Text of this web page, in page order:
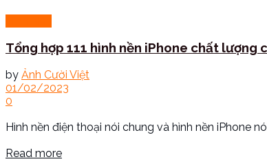
Tổng hợp 111 hình nền iPhone chất lượng
by Ảnh Cười Việt
01/02/2023
0
Hình nền điện thoại nói chung và hình nền iPhone
Read more